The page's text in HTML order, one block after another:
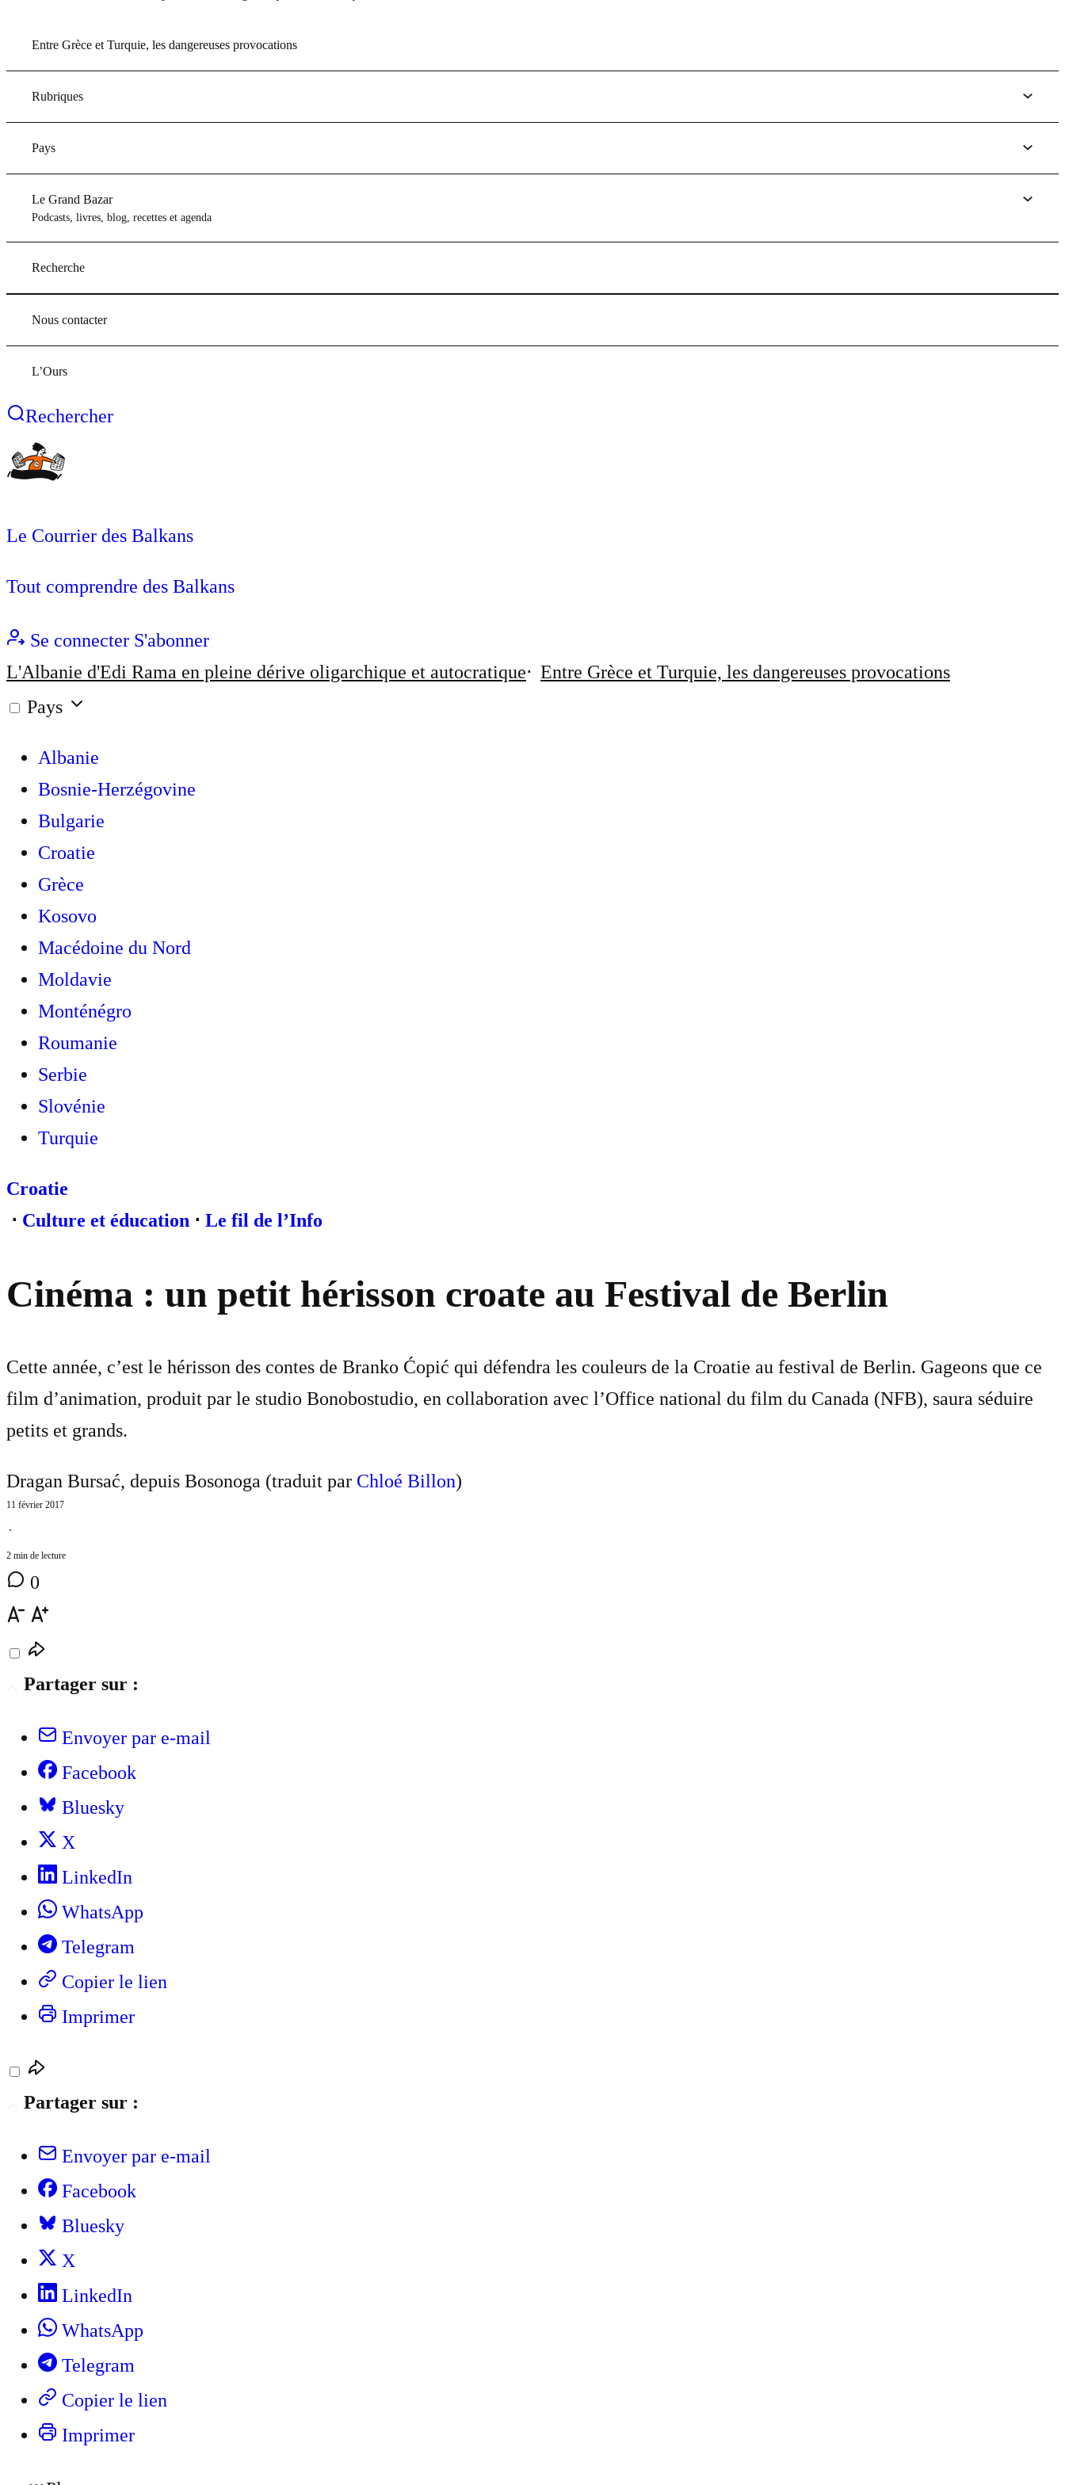
Entre Grèce et Turquie, les dangereuses provocations
Rubriques
Pays
Le Grand Bazar
Podcasts, livres, blog, recettes et agenda
Recherche
Nous contacter
L’Ours
Rechercher
Le Courrier des Balkans
Tout comprendre des Balkans
Se connecter S'abonner
L'Albanie d'Edi Rama en pleine dérive oligarchique et autocratique
Entre Grèce et Turquie, les dangereuses provocations
Pays
Albanie
Bosnie-Herzégovine
Bulgarie
Croatie
Grèce
Kosovo
Macédoine du Nord
Moldavie
Monténégro
Roumanie
Serbie
Slovénie
Turquie
Croatie
⋅ Culture et éducation ⋅ Le fil de l’Info
Cinéma : un petit hérisson croate au Festival de Berlin
Cette année, c’est le hérisson des contes de Branko Ćopić qui défendra les couleurs de la Croatie au festival de Berlin. Gageons que ce
film d’animation, produit par le studio Bonobostudio, en collaboration avec l’Office national du film du Canada (NFB), saura séduire
petits et grands.
Dragan Bursać, depuis Bosonoga (traduit par Chloé Billon)
11 février 2017
⋅
2 min de lecture
0
Partager sur :
Envoyer par e-mail
Facebook
Bluesky
X
LinkedIn
WhatsApp
Telegram
Copier le lien
Imprimer
Partager sur :
Envoyer par e-mail
Facebook
Bluesky
X
LinkedIn
WhatsApp
Telegram
Copier le lien
Imprimer